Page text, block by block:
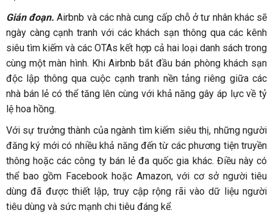
Gián đoạn. Airbnb và các nhà cung cấp chỗ ở tư nhân khác sẽ
ngày càng cạnh tranh với các khách sạn thông qua các kênh
siêu tìm kiếm và các OTAs kết hợp cả hai loại danh sách trong
cùng một màn hình. Khi Airbnb bắt đầu bán phòng khách sạn
độc lập thông qua cuộc cạnh tranh nền tảng riêng giữa các
nhà bán lẻ có thể tăng lên cùng với khả năng gây áp lực về tỷ
lệ hoa hồng.
Với sự trưởng thành của ngành tìm kiếm siêu thị, những người
đăng ký mới có nhiều khả năng đến từ các phương tiện truyền
thông hoặc các công ty bán lẻ đa quốc gia khác. Điều này có
thể bao gồm Facebook hoặc Amazon, với cơ sở người tiêu
dùng đã được thiết lập, truy cập rộng rãi vào dữ liệu người
tiêu dùng và sức mạnh chi tiêu đáng kể.